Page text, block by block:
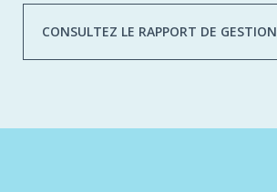
CONSULTEZ LE RAPPORT DE GESTION